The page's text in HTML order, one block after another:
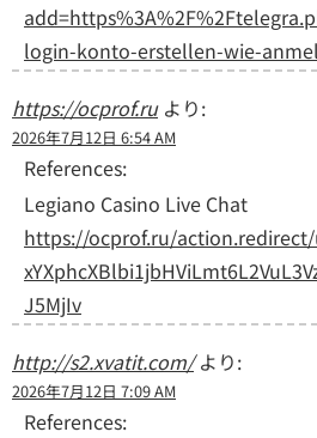
login-konto-erstellen-wie-
https://ocprof.ru より:
2026年7月12日 6:54 AM
References:
Legiano Casino Live Chat
https://ocprof.ru/
J5MjIv
http://s2.xvatit.com/ より:
2026年7月12日 7:09 AM
References: